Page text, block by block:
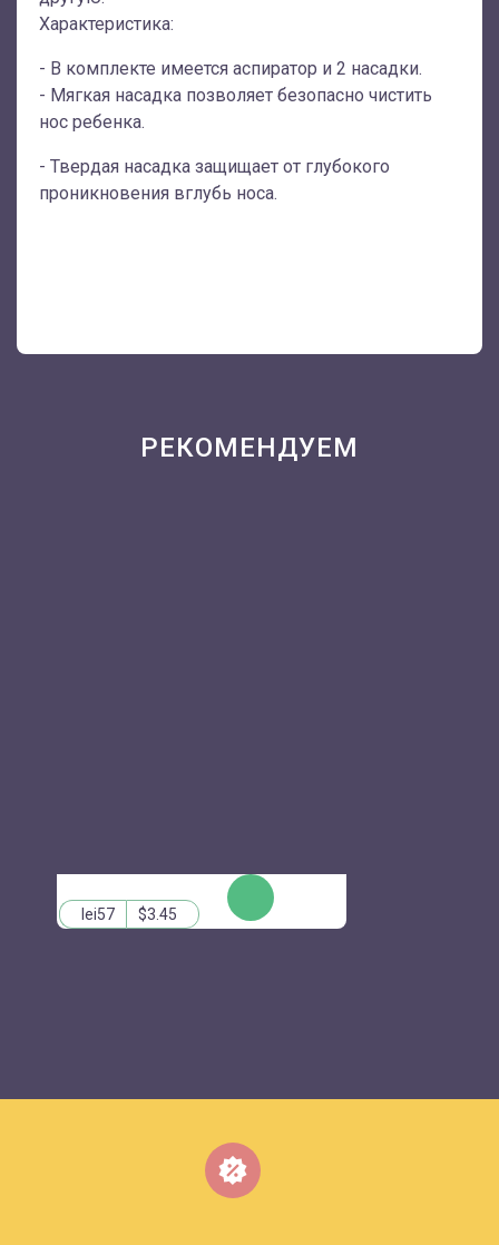
Характеристика:
- В комплекте имеется аспиратор и 2 насадки.
- Мягкая насадка позволяет безопасно чистить
нос ребенка.
- Твердая насадка защищает от глубокого
проникновения вглубь носа.
РЕКОМЕНДУЕМ
lei57 $3.45
КУПИТЬ